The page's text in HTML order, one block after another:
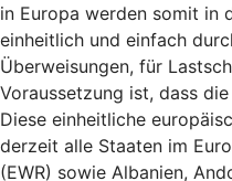
in Europa werden somit in
einheitlich und einfach
Überweisungen, für
Voraussetzung ist, dass
Diese einheitliche
derzeit alle Staaten im
(EWR) sowie Albanien,